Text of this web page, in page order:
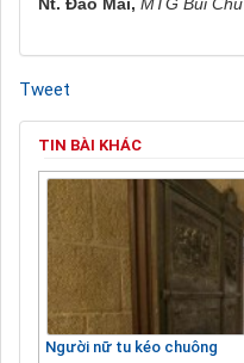
Tweet
TIN BÀI KHÁC
Người nữ tu kéo chuông